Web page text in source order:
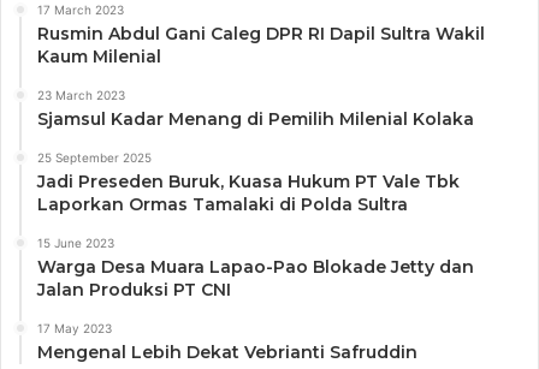
17 March 2023
Rusmin Abdul Gani Caleg DPR RI Dapil Sultra Wakil
Kaum Milenial
23 March 2023
Sjamsul Kadar Menang di Pemilih Milenial Kolaka
25 September 2025
Jadi Preseden Buruk, Kuasa Hukum PT Vale Tbk
Laporkan Ormas Tamalaki di Polda Sultra
15 June 2023
Warga Desa Muara Lapao-Pao Blokade Jetty dan
Jalan Produksi PT CNI
17 May 2023
Mengenal Lebih Dekat Vebrianti Safruddin